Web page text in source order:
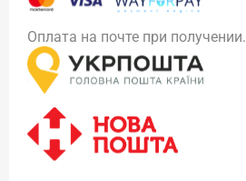
Оплата на почте при получении.